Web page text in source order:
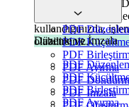
dönüştürdüğünüz
artırabilirsiniz.
kullandığınızda,
olabilirsiniz.
PDF
PDF
PDF
PDF Ayırma
PDF
PDF İmzala
Düzenle ve İmzala
PDF
PDF
PDF
PDF Ayırma